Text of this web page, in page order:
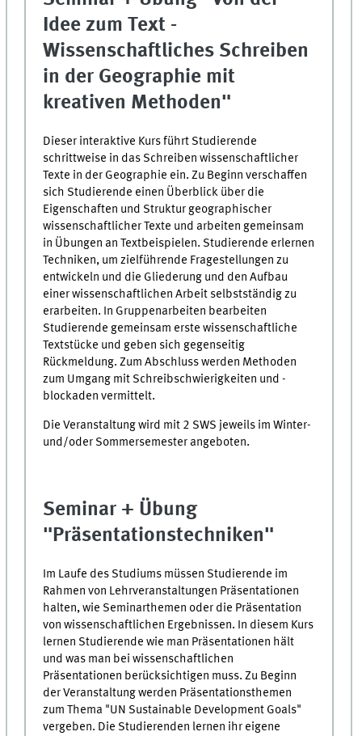
Idee zum Text -
Wissenschaftliches Schreiben
in der Geographie mit
kreativen Methoden"
Dieser interaktive Kurs führt Studierende
schrittweise in das Schreiben wissenschaftlicher
Texte in der Geographie ein. Zu Beginn verschaffen
sich Studierende einen Überblick über die
Eigenschaften und Struktur geographischer
wissenschaftlicher Texte und arbeiten gemeinsam
in Übungen an Textbeispielen. Studierende erlernen
Techniken, um zielführende Fragestellungen zu
entwickeln und die Gliederung und den Aufbau
einer wissenschaftlichen Arbeit selbstständig zu
erarbeiten. In Gruppenarbeiten bearbeiten
Studierende gemeinsam erste wissenschaftliche
Textstücke und geben sich gegenseitig
Rückmeldung. Zum Abschluss werden Methoden
zum Umgang mit Schreibschwierigkeiten und -
blockaden vermittelt.
Die Veranstaltung wird mit 2 SWS jeweils im Winter-
und/oder Sommersemester angeboten.
Seminar + Übung
"Präsentationstechniken"
Im Laufe des Studiums müssen Studierende im
Rahmen von Lehrveranstaltungen Präsentationen
halten, wie Seminarthemen oder die Präsentation
von wissenschaftlichen Ergebnissen. In diesem Kurs
lernen Studierende wie man Präsentationen hält
und was man bei wissenschaftlichen
Präsentationen berücksichtigen muss. Zu Beginn
der Veranstaltung werden Präsentationsthemen
zum Thema "UN Sustainable Development Goals"
vergeben. Die Studierenden lernen ihr eigene